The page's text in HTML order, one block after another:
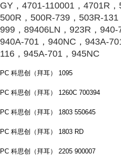
GY，4701-110001，4701R，
500R，500R-739，503R-
999，89406LN，923R，940-
940A-701，940NC，943A-
116，945A-701，945NC
PC 科思创（拜耳） 1095
PC 科思创（拜耳） 1260C 700394
PC 科思创（拜耳） 1803 550645
PC 科思创（拜耳） 1803 RD
PC 科思创（拜耳） 2205 900007